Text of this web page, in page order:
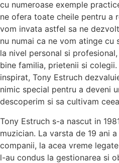
cu numeroase exemple
ne ofera toate cheile pentru a
vom invata astfel sa ne
nu numai ca ne vom atinge
la nivel personal si
bine familia, prietenii si
inspirat, Tony Estruch
nimic special pentru a deveni
descoperim si sa cultivam
Tony Estruch s-a nascut in
muzician. La varsta de 19 ani
companii, la acea vreme
l-au condus la gestionarea si